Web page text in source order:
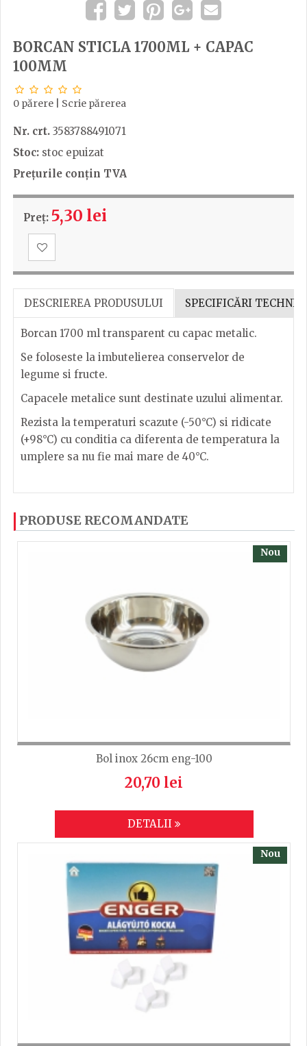
BORCAN STICLA 1700ML + CAPAC
100MM
0 părere Scrie părerea
Nr. crt. 3583788491071
Stoc: stoc epuizat
Prețurile conțin TVA
Preț: 5,30 lei
DESCRIEREA PRODUSULUI SPECIFICĂRI
Borcan 1700 ml transparent cu capac metalic.
Se foloseste la imbutelierea conservelor de
legume si fructe.
Capacele metalice sunt destinate uzului alimentar.
Rezista la temperaturi scazute (-50°C) si ridicate
(+98°C) cu conditia ca diferenta de temperatura la
umplere sa nu fie mai mare de 40°C.
cu ajutorul steluțelor, și scrieți părerea dvs. Pentru
a putea să scrieți părerea trebuie să fiți înregistrat.
PRODUSE RECOMANDATE
Nou
Bol inox 26cm eng-100
20,70 lei
DETALII
Nou